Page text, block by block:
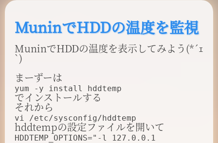
MuninでHDDの温度を監視
MuninでHDDの温度を表示してみよう(*´ｪ
`)
まーずーは
yum -y install hddtemp
でインストールする
それから
vi /etc/sysconfig/hddtemp
hddtempの設定ファイルを開いて
HDDTEMP_OPTIONS="-l 127.0.0.1